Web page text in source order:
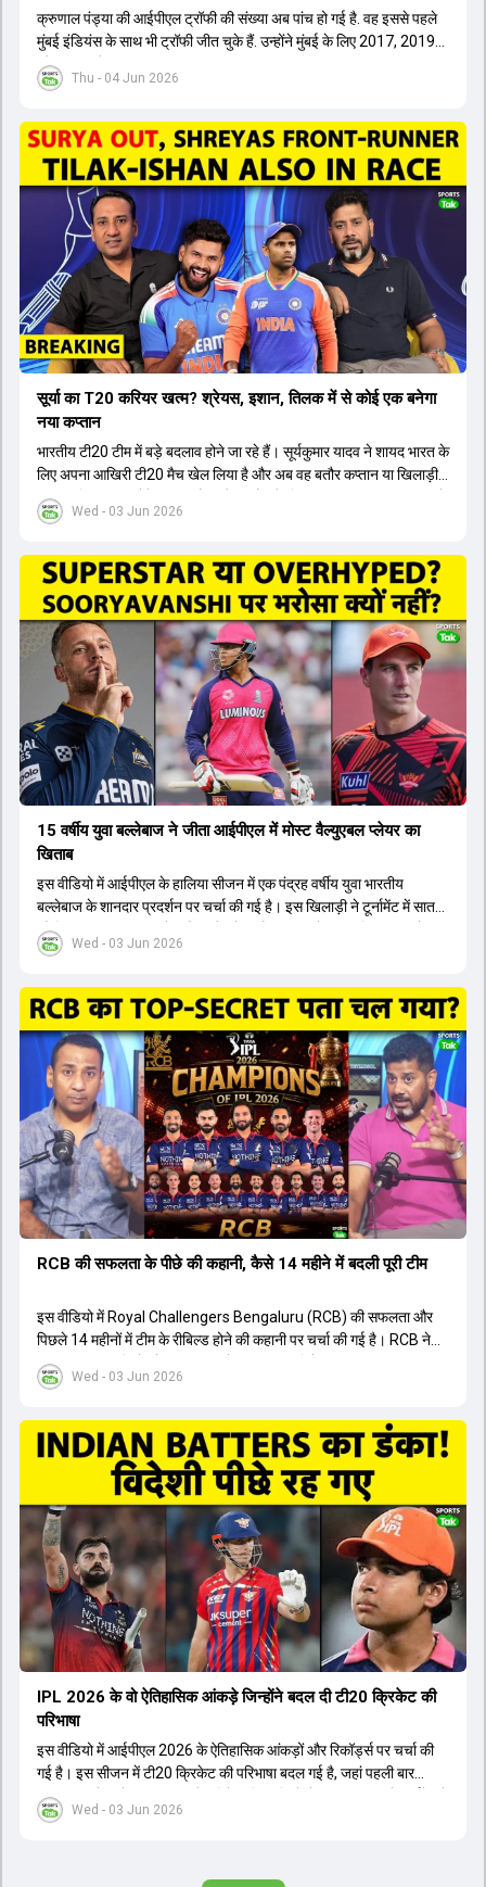
Thu - 04 Jun 2026
क्रुणाल पंड्या की आईपीएल ट्रॉफी की संख्या अब पांच हो गई है. वह इससे पहले
मुंबई इंडियंस के साथ भी ट्रॉफी जीत चुके हैं. उन्होंने मुंबई के लिए 2017, 2019
और 2020 में ट्रॉफी जीती थी.
Wed - 03 Jun 2026
सूर्या का T20 करियर खत्म? श्रेयस, इशान, तिलक में से कोई एक बनेगा
नया कप्तान
भारतीय टी20 टीम में बड़े बदलाव होने जा रहे हैं। सूर्यकुमार यादव ने शायद भारत के
लिए अपना आखिरी टी20 मैच खेल लिया है और अब वह बतौर कप्तान या खिलाड़ी
टीम का हिस्सा नहीं होंगे। आयरलैंड और इंग्लैंड के खिलाफ आगामी टी20 सीरीज के
लिए नए कप्तान की तलाश जारी है। इस रेस में श्रेयस अय्यर सबसे आगे चल रहे
पटेल इस रेस में काफी पीछे हैं, जबकि संजू सैमसन और रजत पाटीदार कप्तानी की
दौड़ से बाहर हैं। आगामी सीरीज के लिए वैभव सूर्यवंशी को तीसरे ओपनर के तौर पर
टीम में शामिल किया जाएगा, जबकि अभिषेक शर्मा और संजू सैमसन पहली पसंद
होंगे। इसके अलावा नीतीश रेड्डी को बतौर ऑलराउंडर ज्यादा मौके मिलेंगे। अजीत
अगरकर की अगुवाई वाली चयन समिति और कोच गौतम गंभीर आगामी टी20 वर्ल्ड
कप और 2028 ओलंपिक के लिए लंबी अवधि का विजन लेकर चल रहे हैं।
Wed - 03 Jun 2026
15 वर्षीय युवा बल्लेबाज ने जीता आईपीएल में मोस्ट वैल्युएबल प्लेयर का
खिताब
इस वीडियो में आईपीएल के हालिया सीजन में एक पंद्रह वर्षीय युवा भारतीय
बल्लेबाज के शानदार प्रदर्शन पर चर्चा की गई है। इस खिलाड़ी ने टूर्नामेंट में सात
सौ छिहत्तर रन बनाकर ऑरेंज कैप और मोस्ट वैल्युएबल प्लेयर का खिताब अपने नाम
किया है। वीडियो में बताया गया है कि ऑस्ट्रेलियाई टीम के वर्तमान कप्तान और
ऑस्ट्रेलियाई कप्तान के अनुसार, शुरुआत में लोगों को इस खिलाड़ी के प्रदर्शन पर
संदेह था, लेकिन अब उसने खुद को एक बेहतरीन बल्लेबाज साबित कर दिया है जो
गेंद को बाउंड्री के काफी पार मारने की क्षमता रखता है। वहीं, इंग्लैंड के पूर्व कप्तान
ने कहा कि टूर्नामेंट जीतने वाली टीम के अलावा इस सीजन की सबसे बड़ी बात इस
युवा खिलाड़ी का प्रदर्शन रहा है, जिसे देखने के लिए स्टेडियम में भारी भीड़ उमड़ती
थी। शानदार प्रदर्शन के बाद इस युवा खिलाड़ी को श्रीलंका में होने वाली
त्रिकोणीय सीरीज के लिए इंडिया ए टीम में भी शामिल कर लिया गया है।
Wed - 03 Jun 2026
RCB की सफलता के पीछे की कहानी, कैसे 14 महीने में बदली पूरी टीम
इस वीडियो में Royal Challengers Bengaluru (RCB) की सफलता और
पिछले 14 महीनों में टीम के रीबिल्ड होने की कहानी पर चर्चा की गई है। RCB ने
अपनी पुरानी गलतियों को स्वीकार करते हुए एक नया रिसेट बटन दबाया। टीम
मैनेजमेंट में Mo Bobat, Andy Flower, Dinesh Karthik और एनालिस्ट
के तहत Bhuvneshwar Kumar, Krunal Pandya और Rasikh Salam
जैसे भारतीय खिलाड़ियों को टीम में शामिल किया गया, जिन्होंने शानदार प्रदर्शन
किया। इसके अलावा, Virat Kohli की भूमिका में भी बदलाव देखा गया, जहां वह
अब टीम के युवा खिलाड़ियों के साथ ज्यादा जुड़े हुए नजर आते हैं। कप्तान Rajat
Patidar के नेतृत्व में टीम का कम्युनिकेशन बहुत स्पष्ट रहा है। एनालिस्ट से लेकर
मैनेजमेंट तक, सभी एक ही पेज पर रहते हैं, जिससे मैदान पर कोई कंफ्यूजन नहीं
होता। यही कारण है कि RCB ने लगातार सफलता हासिल की है।
Wed - 03 Jun 2026
IPL 2026 के वो ऐतिहासिक आंकड़े जिन्होंने बदल दी टी20 क्रिकेट की
परिभाषा
इस वीडियो में आईपीएल 2026 के ऐतिहासिक आंकड़ों और रिकॉर्ड्स पर चर्चा की
गई है। इस सीजन में टी20 क्रिकेट की परिभाषा बदल गई है, जहां पहली बार
भारतीय बल्लेबाजों का स्ट्राइक रेट विदेशी खिलाड़ियों से ज्यादा रहा। पूरे टूर्नामेंट में
1426 छक्के लगे और 65 बार टीमों ने 200 से ज्यादा का स्कोर बनाया, जो एक